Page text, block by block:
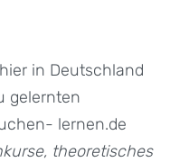
in Deutschland
gelernten
lernen.de
theoretisches